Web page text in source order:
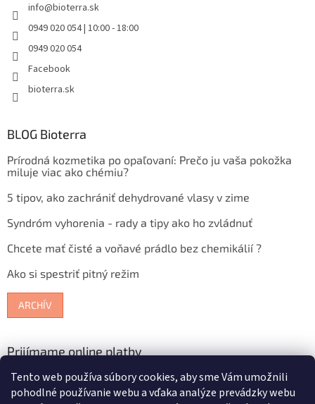
Tento web používa súbory cookies, aby sme Vám umožnili
pohodlné používanie webu a vďaka analýze prevádzky webu
info@bioterra.sk
0949 020 054 | 10:00 - 18:00
0949 020 054
Facebook
bioterra.sk
BLOG Bioterra
Prírodná kozmetika po opaľovaní: Prečo ju vaša pokožka
miluje viac ako chémiu?
5 tipov, ako zachrániť dehydrované vlasy v zime
Syndróm vyhorenia - rady a tipy ako ho zvládnuť
Chcete mať čisté a voňavé prádlo bez chemikálií ?
Ako si spestriť pitný režim
ARCHÍV
Prijímame online platby